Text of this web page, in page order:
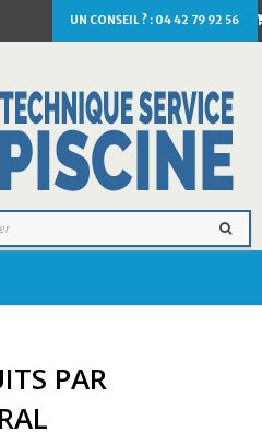
UN CONSEIL ? : 04 42 79 92 56
PAR